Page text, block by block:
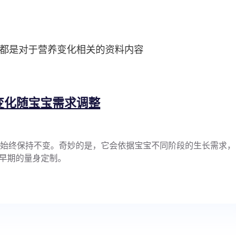
是对于营养变化相关的资料内容
化随宝宝需求调整
终保持不变。奇妙的是，它会依据宝宝不同阶段的生长需求
期的量身定制。